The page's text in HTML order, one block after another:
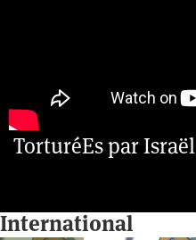
TorturéEs par Israël
International